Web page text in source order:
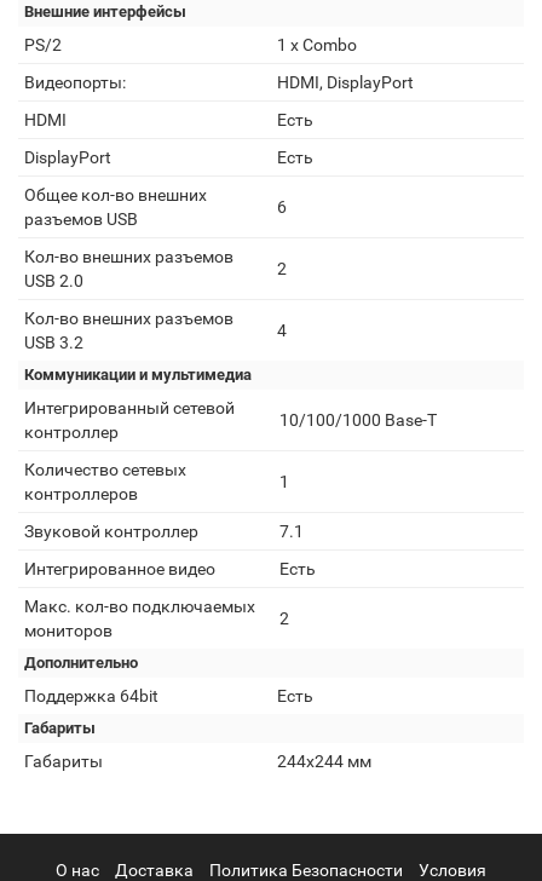
Внешние интерфейсы
PS/2
1 x Combo
Видеопорты:
HDMI, DisplayPort
HDMI
Есть
DisplayPort
Есть
Общее кол-во внешних
разъемов USB
6
Кол-во внешних разъемов
USB 2.0
2
Кол-во внешних разъемов
USB 3.2
4
Коммуникации и мультимедиа
Интегрированный сетевой
контроллер
10/100/1000 Base-T
Количество сетевых
контроллеров
1
Звуковой контроллер
7.1
Интегрированное видео
Есть
Макс. кол-во подключаемых
мониторов
2
Дополнительно
Поддержка 64bit Есть
Габариты
Габариты 244x244 мм
О нас Доставка Политика Безопасности Условия